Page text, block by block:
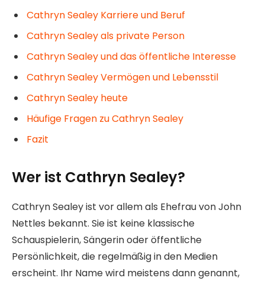
Cathryn Sealey Karriere und Beruf
Cathryn Sealey als private Person
Cathryn Sealey und das öffentliche Interesse
Cathryn Sealey Vermögen und Lebensstil
Cathryn Sealey heute
Häufige Fragen zu Cathryn Sealey
Fazit
Wer ist Cathryn Sealey?
Cathryn Sealey ist vor allem als Ehefrau von John
Nettles bekannt. Sie ist keine klassische
Schauspielerin, Sängerin oder öffentliche
Persönlichkeit, die regelmäßig in den Medien
erscheint. Ihr Name wird meistens dann genannt,